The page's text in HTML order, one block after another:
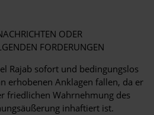
ODER
FORDERUNGEN
Rajab sofort und bedingungslos
erhobenen Anklagen fallen, da er
friedlichen Wahrnehmung des
inhaftiert ist.